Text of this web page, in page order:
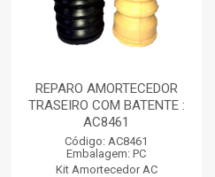
REPARO AMORTECEDOR
TRASEIRO COM BATENTE :
AC8461
Código: AC8461
Embalagem: PC
Kit Amortecedor AC